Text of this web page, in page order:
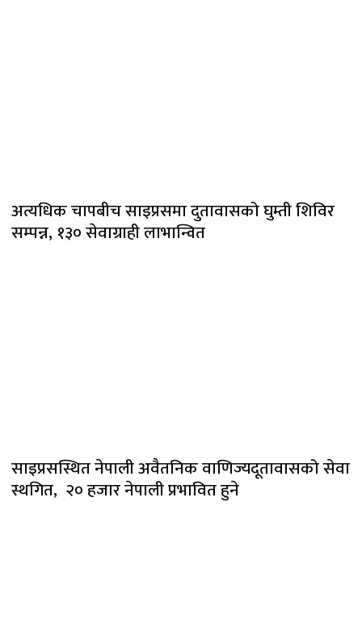
अत्यधिक चापबीच साइप्रसमा दुतावासको घुम्ती शिविर
सम्पन्न, १३० सेवाग्राही लाभान्वित
साइप्रसस्थित नेपाली अवैतनिक वाणिज्यदूतावासको सेवा
स्थगित, २० हजार नेपाली प्रभावित हुने